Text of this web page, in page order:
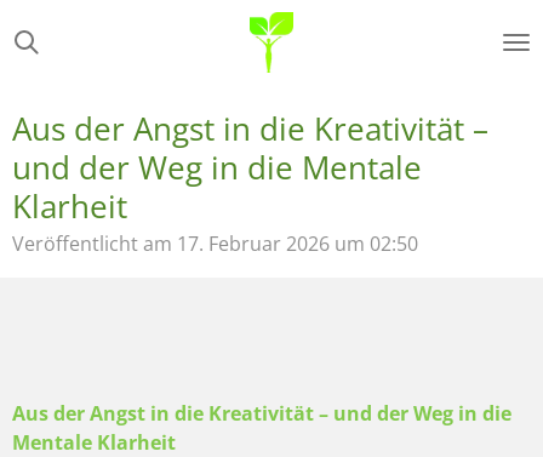
Hauptinhalt
Aus der Angst in die Kreativität –
und der Weg in die Mentale
Klarheit
Veröffentlicht am 17. Februar 2026 um 02:50
Aus der Angst in die Kreativität – und der Weg in die
Mentale Klarheit